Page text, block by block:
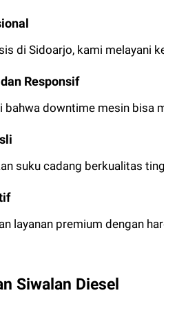
di Sidoarjo, kami melayani
Responsif
bahwa downtime mesin bisa
suku cadang berkualitas
layanan premium dengan
Siwalan Diesel